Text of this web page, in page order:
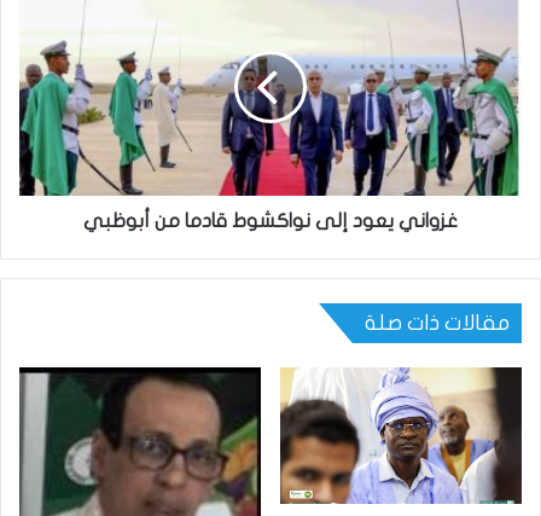
غزواني يعود إلى نواكشوط قادما من أبوظبي
مقالات ذات صلة